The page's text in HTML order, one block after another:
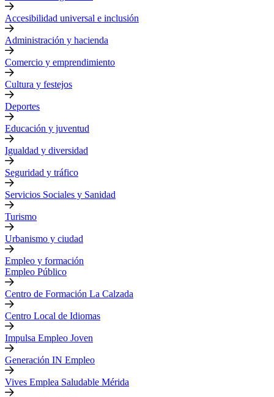
Accesibilidad universal e inclusión
Administración y hacienda
Comercio y emprendimiento
Cultura y festejos
Deportes
Educación y juventud
Igualdad y diversidad
Seguridad y tráfico
Servicios Sociales y Sanidad
Turismo
Urbanismo y ciudad
Empleo y formación
Empleo Público
Centro de Formación La Calzada
Centro Local de Idiomas
Impulsa Empleo Joven
Generación IN Empleo
Vives Emplea Saludable Mérida